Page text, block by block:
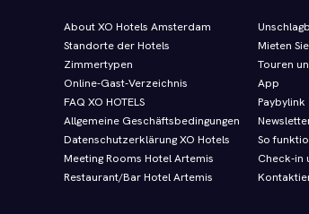
About XO Hotels Amsterdam
Standorte der Hotels
Zimmertypen
Online-Gast-Verzeichnis
FAQ XO HOTELS
Allgemeine Geschäftsbedingungen
Datenschutzerklärung XO Hotels
Meeting Rooms Hotel Artemis
Restaurant/Bar Hotel Artemis
Mieten
Touren
App
Paybylink
So
Check-in